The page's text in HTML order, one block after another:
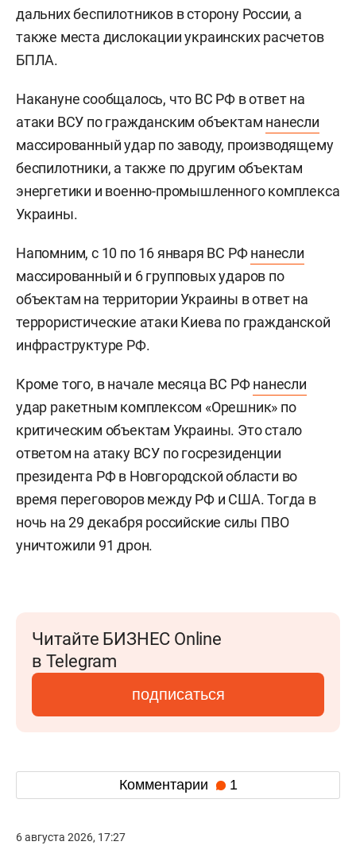
дальних беспилотников в сторону России, а
также места дислокации украинских расчетов
БПЛА.
Накануне сообщалось, что ВС РФ в ответ на
атаки ВСУ по гражданским объектам нанесли
массированный удар по заводу, производящему
беспилотники, а также по другим объектам
энергетики и военно-промышленного комплекса
Украины.
Напомним, с 10 по 16 января ВС РФнанесли
массированный и 6 групповых ударов по
объектам на территории Украины в ответ на
террористические атаки Киева по гражданской
инфраструктуре РФ.
Кроме того, в начале месяца ВС РФнанесли
удар ракетным комплексом «Орешник» по
критическим объектам Украины. Это стало
ответом на атаку ВСУ по госрезиденции
президента РФ в Новгородской области во
время переговоров между РФ и США. Тогда в
ночь на 29 декабря российские силы ПВО
уничтожили 91 дрон.
Читайте БИЗНЕС Online
в Telegram
подписаться
Комментарии 1
6 августа 2026, 17:27